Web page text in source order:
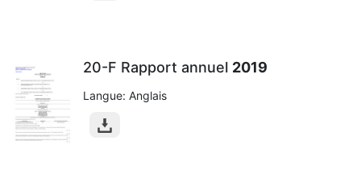
20-F Rapport annuel 2019
Langue: Anglais